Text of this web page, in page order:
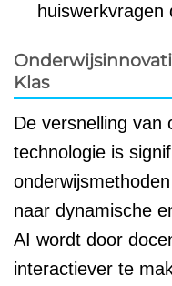
huiswerkvragen
Klas
De versnelling van
technologie is
naar dynamische
AI wordt door
interactiever te